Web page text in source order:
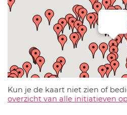
Kun je de kaart niet zien of
overzicht van alle initiatieven